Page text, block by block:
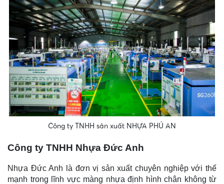
Công ty TNHH sản xuất NHỰA PHÚ AN
Công ty TNHH Nhựa Đức Anh
Nhựa Đức Anh là đơn vị sản xuất chuyên nghiệp với thế
mạnh trong lĩnh vực màng nhựa định hình chân không từ